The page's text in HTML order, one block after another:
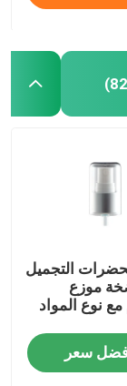
التجميل
موزع
مع نوع المواد
سعر